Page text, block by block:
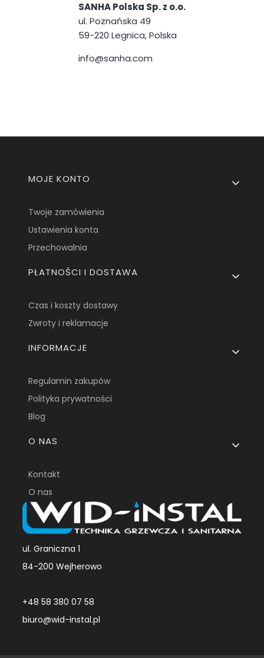
SANHA Polska Sp. z o.o.
ul. Poznańska 49
59-220 Legnica, Polska
info@sanha.com
Linki w stopce
MOJE KONTO
Twoje zamówienia
Ustawienia konta
Przechowalnia
PŁATNOŚCI I DOSTAWA
Czas i koszty dostawy
Zwroty i reklamacje
INFORMACJE
Regulamin zakupów
Polityka prywatności
Blog
O NAS
Kontakt
O nas
ul. Graniczna 1
84-200 Wejherowo
+48 58 380 07 58
biuro@wid-instal.pl